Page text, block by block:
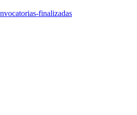
finalizadas